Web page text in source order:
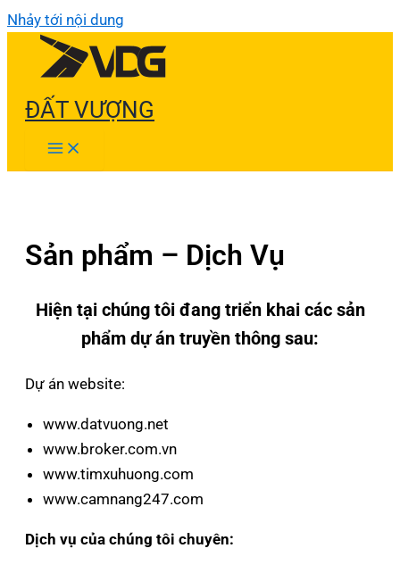
Nhảy tới nội dung
ĐẤT VƯỢNG
Sản phẩm – Dịch Vụ
Hiện tại chúng tôi đang triển khai các sản
phẩm dự án truyền thông sau:
Dự án website:
www.datvuong.net
www.broker.com.vn
www.timxuhuong.com
www.camnang247.com
Dịch vụ của chúng tôi chuyên: